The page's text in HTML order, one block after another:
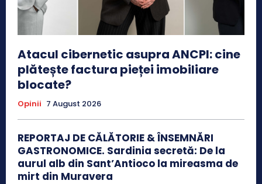
Atacul cibernetic asupra ANCPI: cine
plătește factura pieței imobiliare
blocate?
Opinii 7 August 2026
REPORTAJ DE CĂLĂTORIE & ÎNSEMNĂRI
GASTRONOMICE. Sardinia secretă: De la
aurul alb din Sant’Antioco la mireasma de
mirt din Muravera